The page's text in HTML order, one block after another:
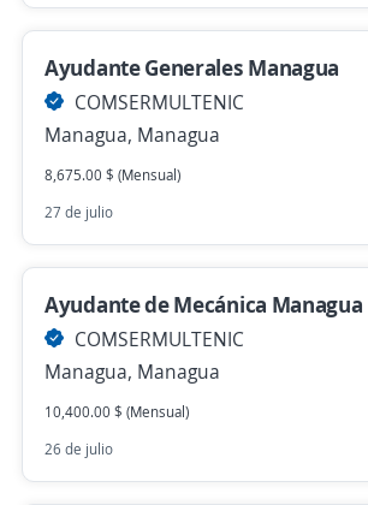
Ayudante Generales Managua
COMSERMULTENIC
Managua, Managua
8,675.00 $ (Mensual)
27 de julio
Ayudante de Mecánica Managua
COMSERMULTENIC
Managua, Managua
10,400.00 $ (Mensual)
26 de julio